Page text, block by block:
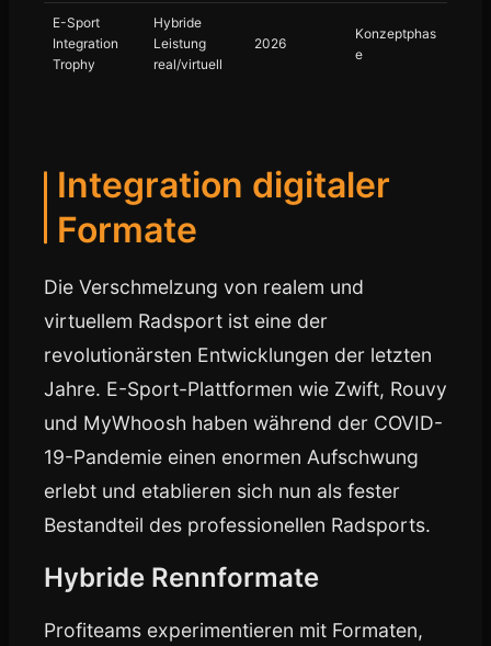
E-Sport
Integration
Trophy
Hybride
Leistung
real/virtuell
2026
Konzeptphas
e
Integration digitaler
Formate
Die Verschmelzung von realem und
virtuellem Radsport ist eine der
revolutionärsten Entwicklungen der letzten
Jahre. E-Sport-Plattformen wie Zwift, Rouvy
und MyWhoosh haben während der COVID-
19-Pandemie einen enormen Aufschwung
erlebt und etablieren sich nun als fester
Bestandteil des professionellen Radsports.
Hybride Rennformate
Profiteams experimentieren mit Formaten,